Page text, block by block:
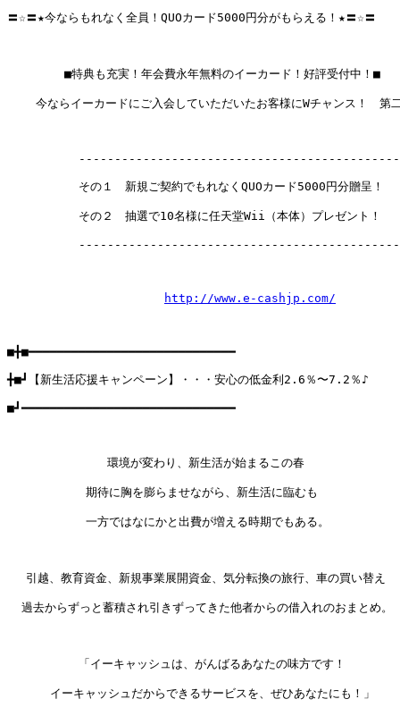
〓☆〓★今ならもれなく全員！QUOカード5000円分がもらえる！★〓☆〓
        ■特典も充実！年会費永年無料のイーカード！好評受付中！■
今ならイーカードにご入会していただいたお客様にWチャンス！　第
          その１　新規ご契約でもれなくQUOカード5000円分贈呈！
          その２　抽選で10名様に任天堂Wii（本体）プレゼント！
http://www.e-cashjp.com/
■╋■━━━━━━━━━━━━━━━━━━━━━━━━━━━━━
╋■┛【新生活応援キャンペーン】・・・安心の低金利2.6％〜7.2％♪
■┛━━━━━━━━━━━━━━━━━━━━━━━━━━━━━━
              環境が変わり、新生活が始まるこの春
           期待に胸を膨らませながら、新生活に臨むも
           一方ではなにかと出費が増える時期でもある。
引越、教育資金、新規事業展開資金、気分転換の旅行、車の買い替え
  過去からずっと蓄積され引きずってきた他者からの借入れのおまとめ。
          「イーキャッシュは、がんばるあなたの味方です！
      イーキャッシュだからできるサービスを、ぜひあなたにも！」